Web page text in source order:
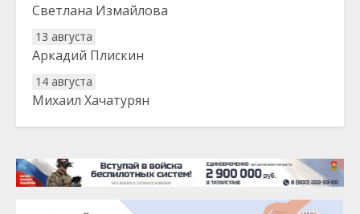
Светлана Измайлова
13 августа
Аркадий Плискин
14 августа
Михаил Хачатурян
20 августа
22 августа
Евгений Ефимов